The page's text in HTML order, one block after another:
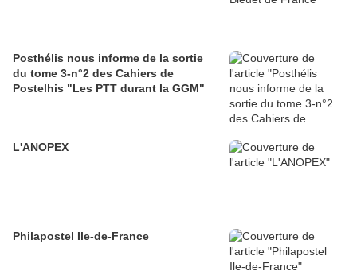
Posthélis nous informe de la sortie
du tome 3-n°2 des Cahiers de
Postelhis "Les PTT durant la GGM"
L'ANOPEX
Philapostel Ile-de-France